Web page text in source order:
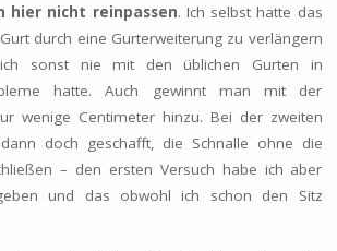
hier nicht reinpassen. Ich selbst hatte das
durch eine Gurterweiterung zu verlängern
sonst nie mit den üblichen Gurten in
hatte. Auch gewinnt man mit der
wenige Centimeter hinzu. Bei der zweiten
doch geschafft, die Schnalle ohne die
– den ersten Versuch habe ich aber
und das obwohl ich schon den Sitz